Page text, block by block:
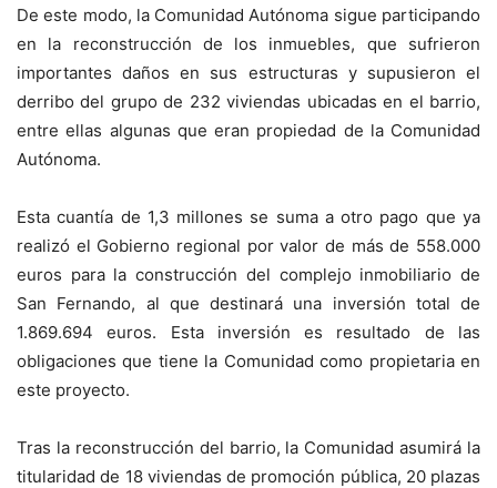
De este modo, la Comunidad Autónoma sigue participando
en la reconstrucción de los inmuebles, que sufrieron
importantes daños en sus estructuras y supusieron el
derribo del grupo de 232 viviendas ubicadas en el barrio,
entre ellas algunas que eran propiedad de la Comunidad
Autónoma.
Esta cuantía de 1,3 millones se suma a otro pago que ya
realizó el Gobierno regional por valor de más de 558.000
euros para la construcción del complejo inmobiliario de
San Fernando, al que destinará una inversión total de
1.869.694 euros. Esta inversión es resultado de las
obligaciones que tiene la Comunidad como propietaria en
este proyecto.
Tras la reconstrucción del barrio, la Comunidad asumirá la
titularidad de 18 viviendas de promoción pública, 20 plazas